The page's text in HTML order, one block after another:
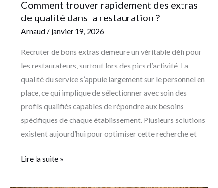
Comment trouver rapidement des extras
de qualité dans la restauration ?
Arnaud/ janvier 19, 2026
Recruter de bons extras demeure un véritable défi pour
les restaurateurs, surtout lors des pics d’activité. La
qualité du service s’appuie largement sur le personnel en
place, ce qui implique de sélectionner avec soin des
profils qualifiés capables de répondre aux besoins
spécifiques de chaque établissement. Plusieurs solutions
existent aujourd’hui pour optimiser cette recherche et
Lire la suite »